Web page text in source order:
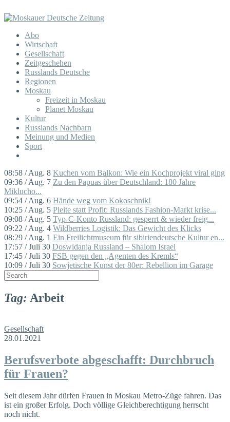
Abo
Wirtschaft
Gesellschaft
Zeitgeschehen
Russlands Deutsche
Regionen
Moskau
Freizeit in Moskau
Planet Moskau
Kultur
Russlands Nachbarn
Meinung und Medien
Sport
08:58 / Aug. 8 Kuchen vom Balkon: Wie ein Kochprojekt viral ging
09:36 / Aug. 7 Zu den Papuas über Deutschland: 180 Jahre
Miklucho...
09:54 / Aug. 6 Hände weg vom Kokoschnik!
10:25 / Aug. 5 Pleite statt Profit: Russlands Fashion-Markt krise...
09:08 / Aug. 5 Typ-C-Konto Russland: gesperrt & wieder freig...
09:22 / Aug. 4 Wildberries Logistik: Das Gewicht des Klicks
08:29 / Aug. 1 Ein Freilichtmuseum für sibiriendeutsche Kultur en...
17:57 / Juli 30 Doswidanja Russland – Shalom Israel
17:45 / Juli 30 FSB gegen den „Agenten des Kremls“
10:09 / Juli 30 Sowjetische Kunst der 80er: Rebellion im Garage
Tag: Arbeit
Gesellschaft
28.01.2021
Berufsverbote abgeschafft: Durchbruch
für Frauen?
Seit diesem Jahr dürfen Frauen in Moskau Metro-Züge fahren. Das
ist ein großer Erfolg. Doch völlige Gleichberechtigung herrscht
noch nicht.